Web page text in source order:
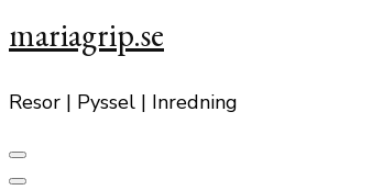
mariagrip.se
Resor | Pyssel | Inredning